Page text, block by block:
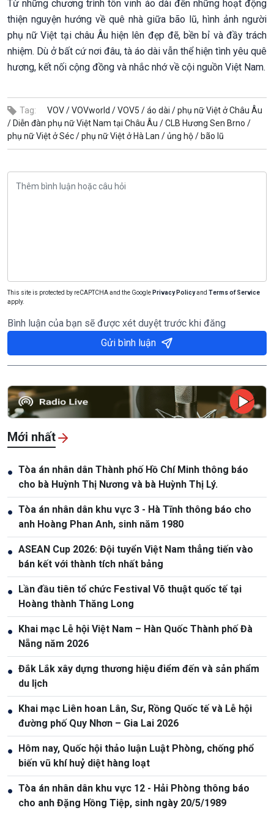
Từ những chương trình tôn vinh áo dài đến những hoạt động
thiện nguyện hướng về quê nhà giữa bão lũ, hình ảnh người
phụ nữ Việt tại châu Âu hiện lên đẹp đẽ, bền bỉ và đầy trách
nhiệm. Dù ở bất cứ nơi đâu, tà áo dài vẫn thể hiện tình yêu quê
hương, kết nối cộng đồng và nhắc nhớ về cội nguồn Việt Nam.
Tag: VOV /VOVworld /VOV5 /áo dài /phụ nữ Việt ở Châu Âu
/ Diễn đàn phụ nữ Việt Nam tại Châu Âu /CLB Hương Sen Brno /
phụ nữ Việt ở Séc /phụ nữ Việt ở Hà Lan / ủng hộ / bão lũ
This site is protected by reCAPTCHA and the Google Privacy Policyand Terms of Service
apply.
Bình luận của bạn sẽ được xét duyệt trước khi đăng
Gửi bình luận
Mới nhất
● Tòa án nhân dân Thành phố Hồ Chí Minh thông báo
cho bà Huỳnh Thị Nương và bà Huỳnh Thị Lý.
● Tòa án nhân dân khu vực 3 - Hà Tĩnh thông báo cho
anh Hoàng Phan Anh, sinh năm 1980
● ASEAN Cup 2026: Đội tuyển Việt Nam thẳng tiến vào
bán kết với thành tích nhất bảng
● Lần đầu tiên tổ chức Festival Võ thuật quốc tế tại
Hoàng thành Thăng Long
● Khai mạc Lễ hội Việt Nam – Hàn Quốc Thành phố Đà
Nẵng năm 2026
● Đắk Lắk xây dựng thương hiệu điểm đến và sản phẩm
du lịch
● Khai mạc Liên hoan Lân, Sư, Rồng Quốc tế và Lễ hội
đường phố Quy Nhơn – Gia Lai 2026
● Hôm nay, Quốc hội thảo luận Luật Phòng, chống phổ
biến vũ khí huỷ diệt hàng loạt
● Tòa án nhân dân khu vực 12 - Hải Phòng thông báo
cho anh Đặng Hồng Tiệp, sinh ngày 20/5/1989